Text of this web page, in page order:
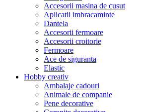
Accesorii masina de cusut
Aplicatii imbracaminte
Dantela
Accesorii fermoare
Accesorii croitorie
Fermoare
Ace de siguranta
Elastic
Hobby creativ
Ambalaje cadouri
Animale de companie
Pene decorative